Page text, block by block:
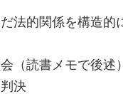
法的関係を構造的
（読書メモで後述）
決